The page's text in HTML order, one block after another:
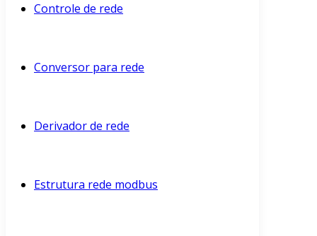
Controle de rede
Conversor para rede
Derivador de rede
Estrutura rede modbus